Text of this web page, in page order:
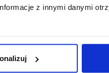
z innymi danymi